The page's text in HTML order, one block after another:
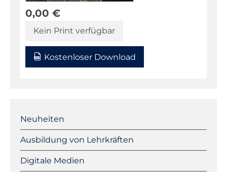
0,00 €
Kein Print verfügbar
Kostenloser Download
überspringen
Neuheiten
Ausbildung von Lehrkräften
Digitale Medien